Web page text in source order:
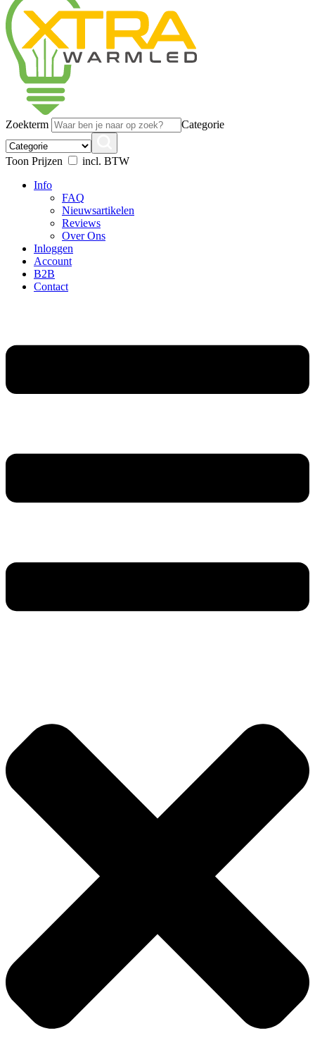
Zoekterm Categorie
Toon Prijzen
incl. BTW
Info
FAQ
Nieuwsartikelen
Reviews
Over Ons
Inloggen
Account
B2B
Contact